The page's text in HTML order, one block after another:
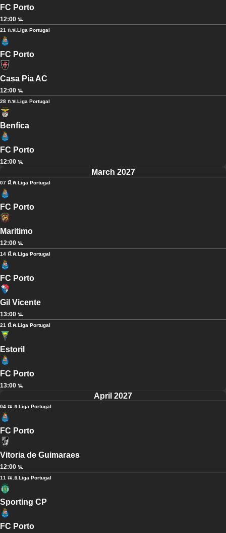
FC Porto
12:00 น.
21 ก.พ. Liga Portugal
FC Porto
Casa Pia AC
12:00 น.
28 ก.พ. Liga Portugal
Benfica
FC Porto
12:00 น.
March 2027
07 มี.ค. Liga Portugal
FC Porto
Maritimo
12:00 น.
14 มี.ค. Liga Portugal
FC Porto
Gil Vicente
13:00 น.
21 มี.ค. Liga Portugal
Estoril
FC Porto
13:00 น.
April 2027
04 เม.ย. Liga Portugal
FC Porto
Vitoria de Guimaraes
12:00 น.
11 เม.ย. Liga Portugal
Sporting CP
FC Porto